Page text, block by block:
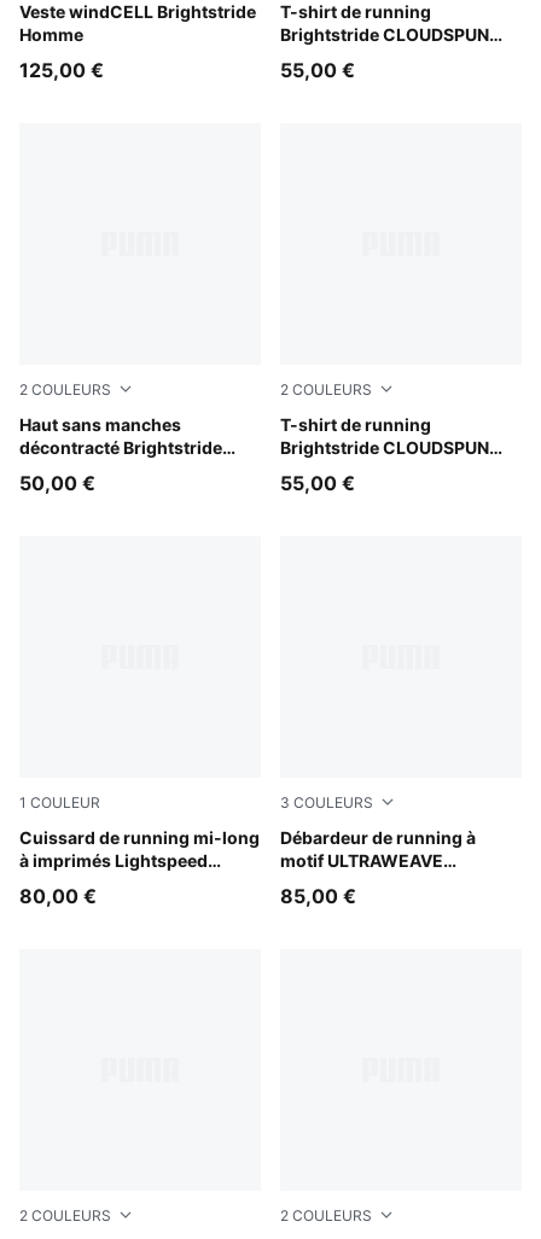
Veste windCELL Brightstride
Homme
Puma Black
125,00 €
T-shirt de running
Brightstride CLOUDSPUN
Puma Black
55,00 €
2 COULEURS
Haut sans manches
décontracté Brightstride
Inky Depths
50,00 €
2 COULEURS
T-shirt de running
Brightstride CLOUDSPUN
Light Lavender
55,00 €
1 COULEUR
Cuissard de running mi-long
à imprimés Lightspeed
Inky Depths
80,00 €
3 COULEURS
Débardeur de running à
motif ULTRAWEAVE
Inky Depths
85,00 €
2 COULEURS 2 COULEURS